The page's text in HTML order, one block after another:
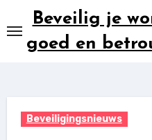
naar
inhoud
Beveilig je
goed en
Beveiligingsnieuws